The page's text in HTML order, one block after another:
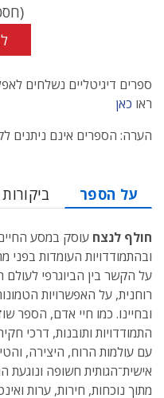
ראו כאן
הערה: הספרים אינם ניתנים
על הספר ביקורות
חולף לנצח עוסק במסע החיים
ובהתמודדויות העומדות בפני
על הקשר בין הביוגרפי
רוחנית, על האפשרויות
ובחיינו. כמו חיי אדם, הספר
התמודדויות ותובנות, דרכי
עם עולמות הרוח, היצירה,
אישית־הגותית חשופה
מתוך נוכחות, חירות, ערות